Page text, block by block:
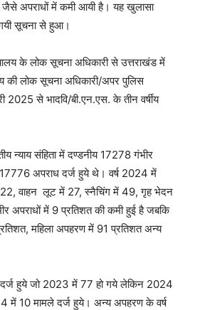
अपराधों में कमी आयी है। यह खुलासा
गयी सूचना से हुआ।
के लोक सूचना अधिकारी से उत्तराखंड में
की लोक सूचना अधिकारी/अपर पुलिस
से भादवि/बी.एन.एस. के तीन वर्षीय
न्याय संहिता में दण्डनीय 17278 गंभीर
अपराध दर्ज हुये थे। वर्ष 2024 में
22, वाहन लूट में 27, स्नैचिंग में 49, गृह भेदन
अपराधों में 9 प्रतिशत की कमी हुई है जबकि
महिला अपहरण में 91 प्रतिशत अन्य
दर्ज हुये जो 2023 में 77 हो गये लेकिन 2024
में 10 मामले दर्ज हुये। अन्य अपहरण के वर्ष